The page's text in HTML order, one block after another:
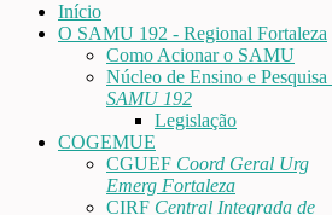
Início
O SAMU 192 - Regional Fortaleza
Como Acionar o SAMU
Núcleo de Ensino e Pesquisa
SAMU 192
Legislação
COGEMUE
CGUEF Coord Geral Urg
Emerg Fortaleza
CIRF Central Integrada de